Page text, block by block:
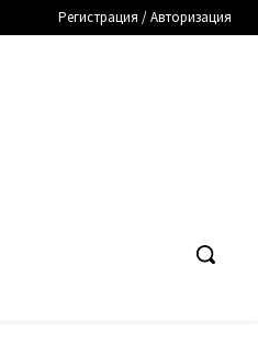
Регистрация / Авторизация